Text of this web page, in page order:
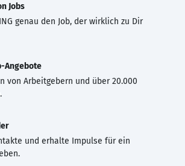
Jobs
genau den Job, der wirklich zu Dir
Angebote
von Arbeitgebern und über 20.000
und erhalte Impulse für ein